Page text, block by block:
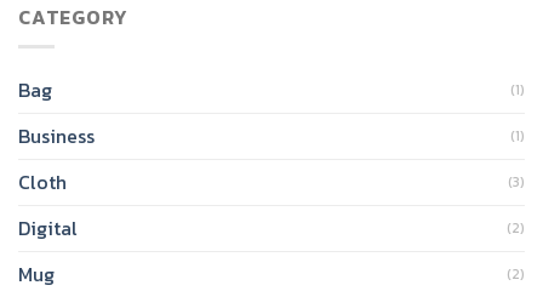
CATEGORY
Bag (1)
Business (1)
Cloth (3)
Digital (2)
Mug (2)